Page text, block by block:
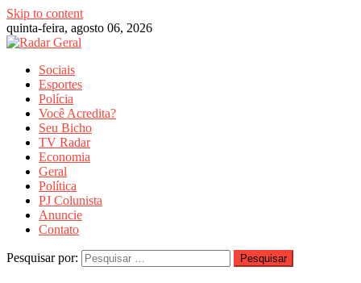
Skip to content
quinta-feira, agosto 06, 2026
Sociais
Esportes
Polícia
Você Acredita?
Seu Bicho
TV Radar
Economia
Geral
Política
PJ Colunista
Anuncie
Contato
Pesquisar por: